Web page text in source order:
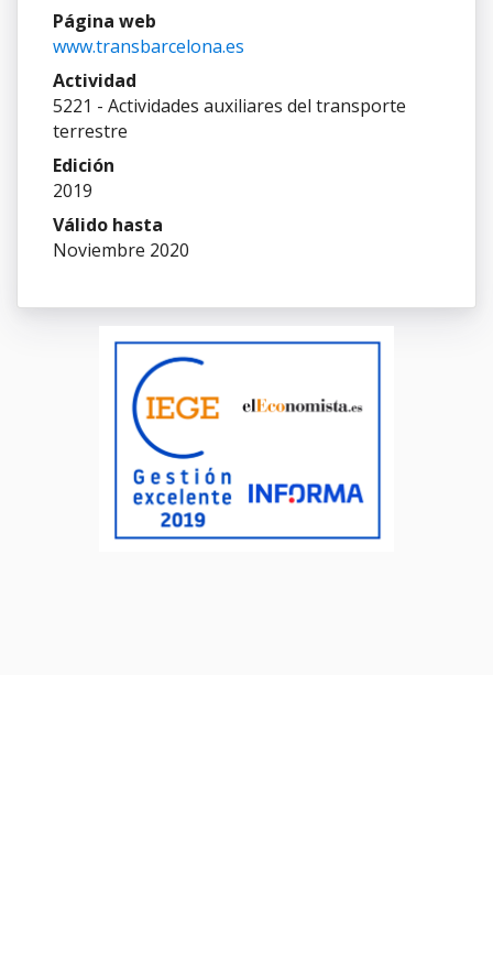
Página web
www.transbarcelona.es
Actividad
5221 - Actividades auxiliares del transporte
terrestre
Edición
2019
Válido hasta
Noviembre 2020